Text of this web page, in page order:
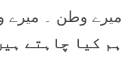
ميرے وطن ۔
ہم کيا چاہتے